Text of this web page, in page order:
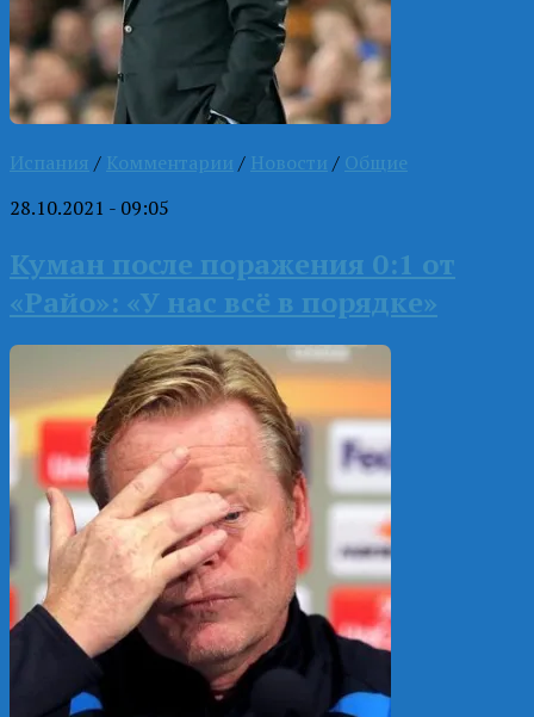
Испания / Комментарии / Новости / Общие
28.10.2021 - 09:05
Куман после поражения 0:1 от
«Райо»: «У нас всё в порядке»